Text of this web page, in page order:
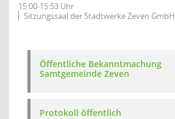
15:00-15:53 Uhr
Sitzungssaal der Stadtwerke Zeven GmbH
Öffentliche Bekanntmachung
Samtgemeinde Zeven
Protokoll öffentlich